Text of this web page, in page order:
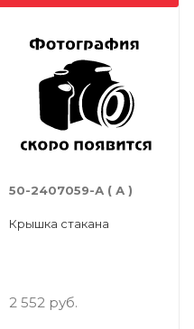
50-2407059-А ( А )
Крышка стакана
2 552 руб.